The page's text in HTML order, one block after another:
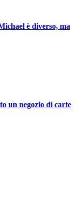
è diverso, ma
un negozio di carte